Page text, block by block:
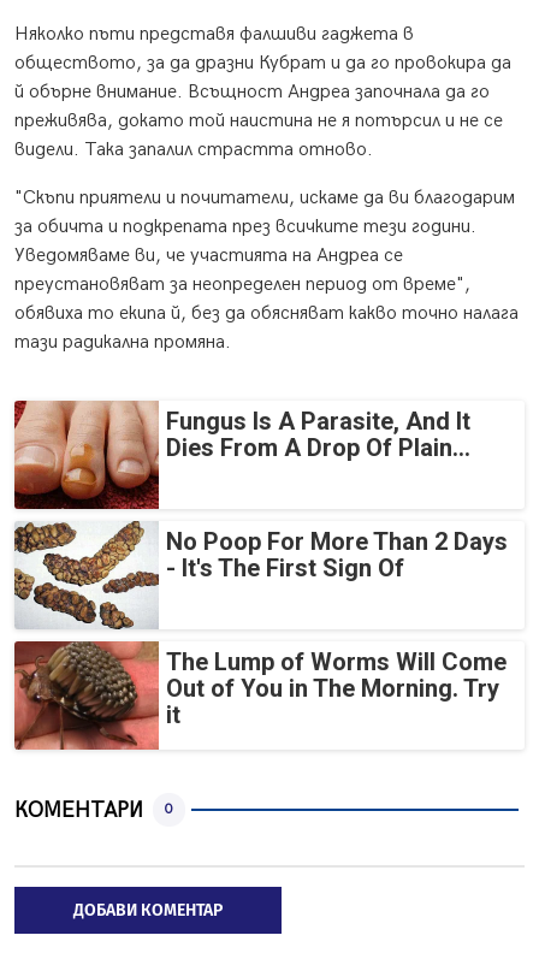
Няколко пъти представя фалшиви гаджета в
обществото, за да дразни Кубрат и да го провокира да
й обърне внимание. Всъщност Андреа започнала да го
преживява, докато той наистина не я потърсил и не се
видели. Така запалил страстта отново.
"Скъпи приятели и почитатели, искаме да ви благодарим
за обичта и подкрепата през всичките тези години.
Уведомяваме ви, че участията на Андреа се
преустановяват за неопределен период от време",
обявиха то екипа й, без да обясняват какво точно налага
тази радикална промяна.
Fungus Is A Parasite, And It
Dies From A Drop Of Plain...
No Poop For More Than 2 Days
- It's The First Sign Of
The Lump of Worms Will Come
Out of You in The Morning. Try
it
КОМЕНТАРИ 0
ДОБАВИ КОМЕНТАР